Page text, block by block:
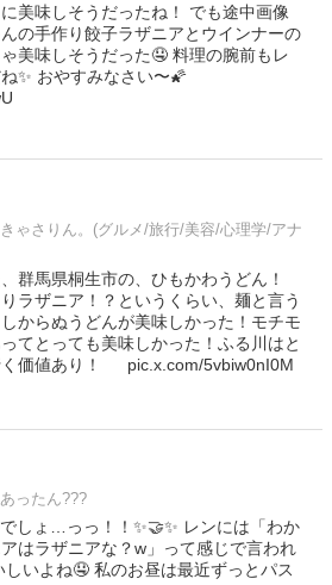
美味しそうだったね！ でも途中画像
の手作り餃子ラザニアとウインナーの
美味しそうだった🤤 料理の腕前もレ
✨️ おやすみなさい〜🌠
きゃさりん。(グルメ/旅行/美容/心理学/アナ
群馬県桐生市の、ひもかわうどん！
ラザニア！？というくらい、麺と言う
からぬうどんが美味しかった！モチモ
てとっても美味しかった！ふる川はと
く価値あり！ pic.x.com/5vbiw0nI0M
あったん???
しょ…っっ！！✨🤝✨ レンには「わか
はラザニアな？w」って感じで言われ
いよね🤤 私のお昼は最近ずっとパス